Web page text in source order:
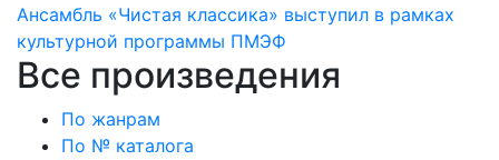
Ансамбль «Чистая классика» выступил в рамках
культурной программы ПМЭФ
Все произведения
По жанрам
По № каталога